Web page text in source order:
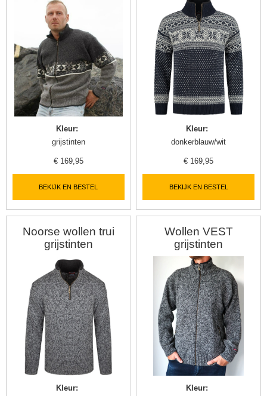
Kleur:
grijstinten
€ 169,95
BEKIJK EN BESTEL
Kleur:
donkerblauw/wit
€ 169,95
BEKIJK EN BESTEL
Noorse wollen trui
grijstinten
Kleur:
Wollen VEST
grijstinten
Kleur: